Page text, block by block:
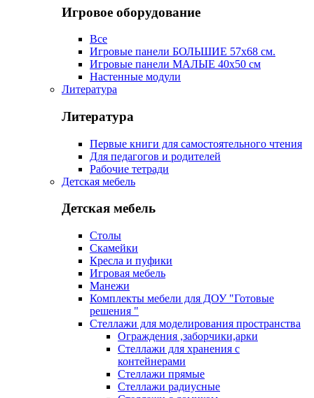
Игровое оборудование
Все
Игровые панели БОЛЬШИЕ 57х68 см.
Игровые панели МАЛЫЕ 40х50 см
Настенные модули
Литература
Литература
Первые книги для самостоятельного чтения
Для педагогов и родителей
Рабочие тетради
Детская мебель
Детская мебель
Столы
Скамейки
Кресла и пуфики
Игровая мебель
Манежи
Комплекты мебели для ДОУ "Готовые
решения "
Стеллажи для моделирования пространства
Ограждения ,заборчики,арки
Стеллажи для хранения с
контейнерами
Стеллажи прямые
Стеллажи радиусные